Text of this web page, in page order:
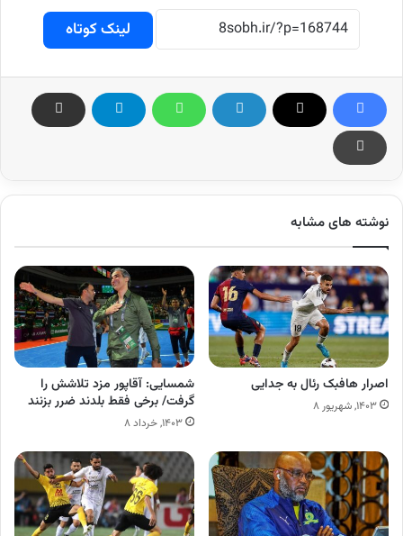
لینک کوتاه
نوشته های مشابه
اصرار هافبک رئال به جدایی
۱۴۰۳, شهریور ۸
شمسایی: آقاپور مزد تلاشش را
گرفت/ برخی فقط بلدند ضرر بزنند
۱۴۰۳, خرداد ۸